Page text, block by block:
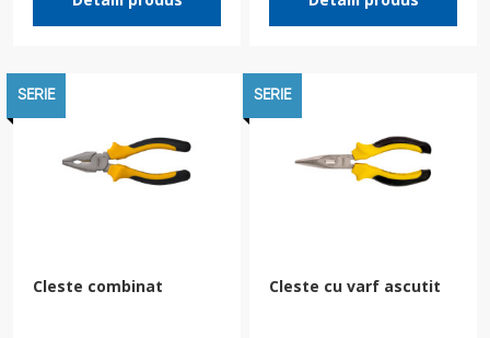
SERIE
Cleste combinat
SERIE
Cleste cu varf ascutit